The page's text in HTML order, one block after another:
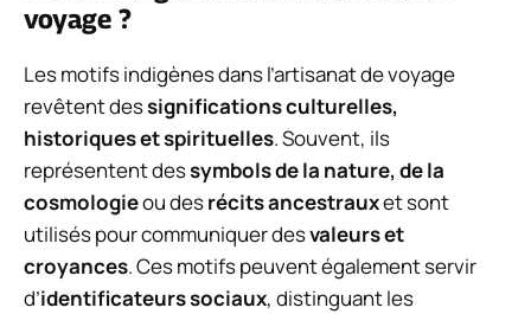
voyage ?
Les motifs indigènes dans l’artisanat de voyage
revêtent dessignifications culturelles,
historiques et spirituelles. Souvent, ils
représentent dessymbols de la nature, de la
cosmologieou desrécits ancestrauxet sont
utilisés pour communiquer desvaleurs et
croyances. Ces motifs peuvent également servir
d’identificateurs sociaux, distinguant les